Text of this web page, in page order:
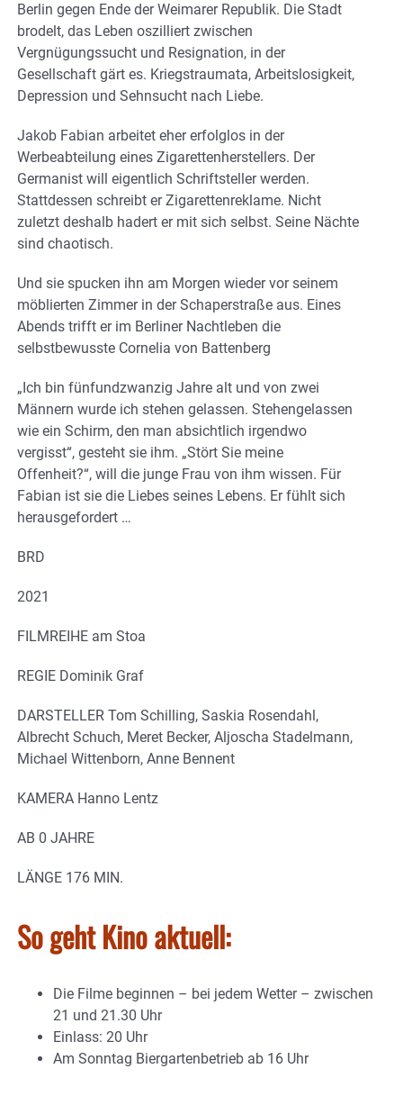
Berlin gegen Ende der Weimarer Republik. Die Stadt
brodelt, das Leben oszilliert zwischen
Vergnügungssucht und Resignation, in der
Gesellschaft gärt es. Kriegstraumata, Arbeitslosigkeit,
Depression und Sehnsucht nach Liebe.
Jakob Fabian arbeitet eher erfolglos in der
Werbeabteilung eines Zigarettenherstellers. Der
Germanist will eigentlich Schriftsteller werden.
Stattdessen schreibt er Zigarettenreklame. Nicht
zuletzt deshalb hadert er mit sich selbst. Seine Nächte
sind chaotisch.
Und sie spucken ihn am Morgen wieder vor seinem
möblierten Zimmer in der Schaperstraße aus. Eines
Abends trifft er im Berliner Nachtleben die
selbstbewusste Cornelia von Battenberg
„Ich bin fünfundzwanzig Jahre alt und von zwei
Männern wurde ich stehen gelassen. Stehengelassen
wie ein Schirm, den man absichtlich irgendwo
vergisst“, gesteht sie ihm. „Stört Sie meine
Offenheit?“, will die junge Frau von ihm wissen. Für
Fabian ist sie die Liebes seines Lebens. Er fühlt sich
herausgefordert …
BRD
2021
FILMREIHE am Stoa
REGIE Dominik Graf
DARSTELLER Tom Schilling, Saskia Rosendahl,
Albrecht Schuch, Meret Becker, Aljoscha Stadelmann,
Michael Wittenborn, Anne Bennent
KAMERA Hanno Lentz
AB 0 JAHRE
LÄNGE 176 MIN.
So geht Kino aktuell:
Die Filme beginnen – bei jedem Wetter – zwischen
21 und 21.30 Uhr
Einlass: 20 Uhr
Am Sonntag Biergartenbetrieb ab 16 Uhr